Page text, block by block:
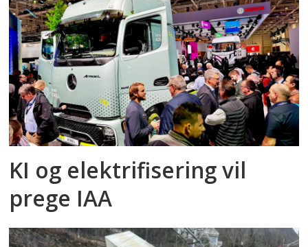
KI og elektrifisering vil
prege IAA